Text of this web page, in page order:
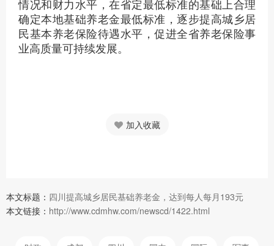
情况和财力水平，在省定最低标准的基础上合理
确定本地基础养老金最低标准，逐步提高城乡居
民基本养老保险待遇水平，促进全省养老保险事
业高质量可持续发展。
加入收藏
本文标题： 四川提高城乡居民基础养老金，达到每人每月193元
本文链接： http://www.cdmhw.com/newscd/1422.html